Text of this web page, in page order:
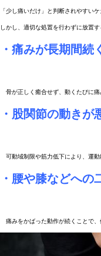
「少し痛いだけ」と判断されやすいケ
しかし、適切な処置を行わずに放置
・痛みが長期間続
骨が正しく癒合せず、動くたびに痛
・股関節の動きが
可動域制限や筋力低下により、運動
・腰や膝などへの
痛みをかばった動作が続くことで、